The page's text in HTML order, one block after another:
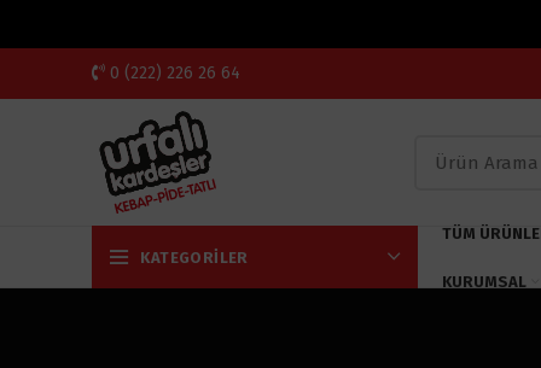
0 (222) 226 26 64
KATEGORILER
TÜM
KURUMSAL